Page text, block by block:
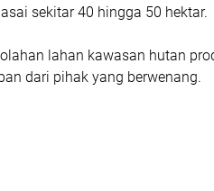
sekitar 40 hingga 50 hektar.
lahan kawasan hutan
dari pihak yang berwenang.